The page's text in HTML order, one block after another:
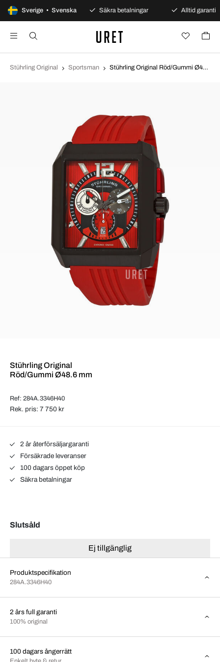
Sverige • Svenska
100 dagars öppet köp Säkra betalningar Alltid garanti
Stührling Original Sportsman Stührling Original Röd/Gummi Ø48.6 mm 284A.3346H40
Stührling Original
Röd/Gummi Ø48.6 mm
Ref: 284A.3346H40
Rek. pris: 7 750 kr
2 år återförsäljargaranti
Försäkrade leveranser
100 dagars öppet köp
Säkra betalningar
Slutsåld
Ej tillgänglig
Produktspecifikation
284A.3346H40
2 års full garanti
100% original
100 dagars ångerrätt